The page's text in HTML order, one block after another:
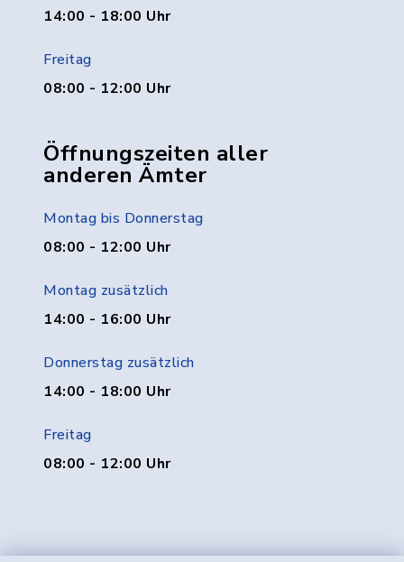
14:00 - 18:00 Uhr
Freitag
08:00 - 12:00 Uhr
Öffnungszeiten aller
anderen Ämter
Montag bis Donnerstag
08:00 - 12:00 Uhr
Montag zusätzlich
14:00 - 16:00 Uhr
Donnerstag zusätzlich
14:00 - 18:00 Uhr
Freitag
08:00 - 12:00 Uhr